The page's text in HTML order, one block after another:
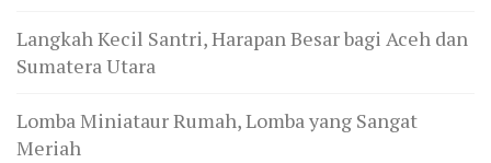
Langkah Kecil Santri, Harapan Besar bagi Aceh dan
Sumatera Utara
Lomba Miniataur Rumah, Lomba yang Sangat
Meriah